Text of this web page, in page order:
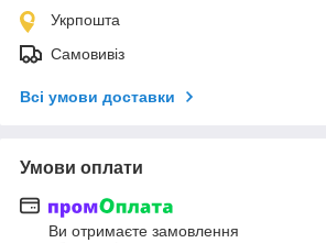
Укрпошта
Самовивіз
Всі умови доставки
Умови оплати
Ви отримаєте замовлення